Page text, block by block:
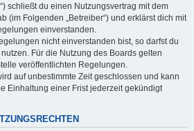
schließt du einen Nutzungsvertrag mit dem
(im Folgenden „Betreiber“) und erklärst dich mit
einverstanden.
nicht einverstanden bist, so darfst du
Für die Nutzung des Boards gelten
veröffentlichten Regelungen.
auf unbestimmte Zeit geschlossen und kann
Einhaltung einer Frist jederzeit gekündigt